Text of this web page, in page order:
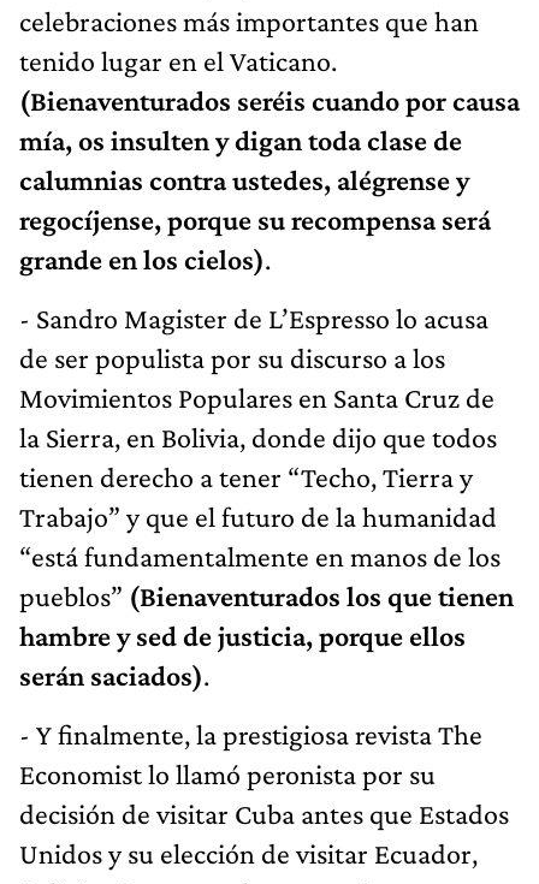
celebraciones más importantes que han
tenido lugar en el Vaticano.
(Bienaventurados seréis cuando por causa
mía, os insulten y digan toda clase de
calumnias contra ustedes, alégrense y
regocíjense, porque su recompensa será
grande en los cielos).
- Sandro Magister de L’Espresso lo acusa
de ser populista por su discurso a los
Movimientos Populares en Santa Cruz de
la Sierra, en Bolivia, donde dijo que todos
tienen derecho a tener “Techo, Tierra y
Trabajo” y que el futuro de la humanidad
“está fundamentalmente en manos de los
pueblos” (Bienaventurados los que tienen
hambre y sed de justicia, porque ellos
serán saciados).
- Y finalmente, la prestigiosa revista The
Economist lo llamó peronista por su
decisión de visitar Cuba antes que Estados
Unidos y su elección de visitar Ecuador,